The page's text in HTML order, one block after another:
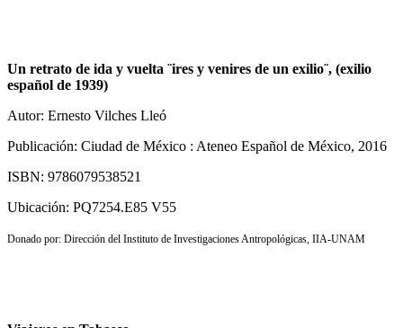
Un retrato de ida y vuelta ¨ires y venires de un exilio¨, (exilio
español de 1939)
Autor: Ernesto Vilches Lleó
Publicación: Ciudad de México : Ateneo Español de México, 2016
ISBN: 9786079538521
Ubicación: PQ7254.E85 V55
Donado por: Dirección del Instituto de Investigaciones Antropológicas, IIA-UNAM